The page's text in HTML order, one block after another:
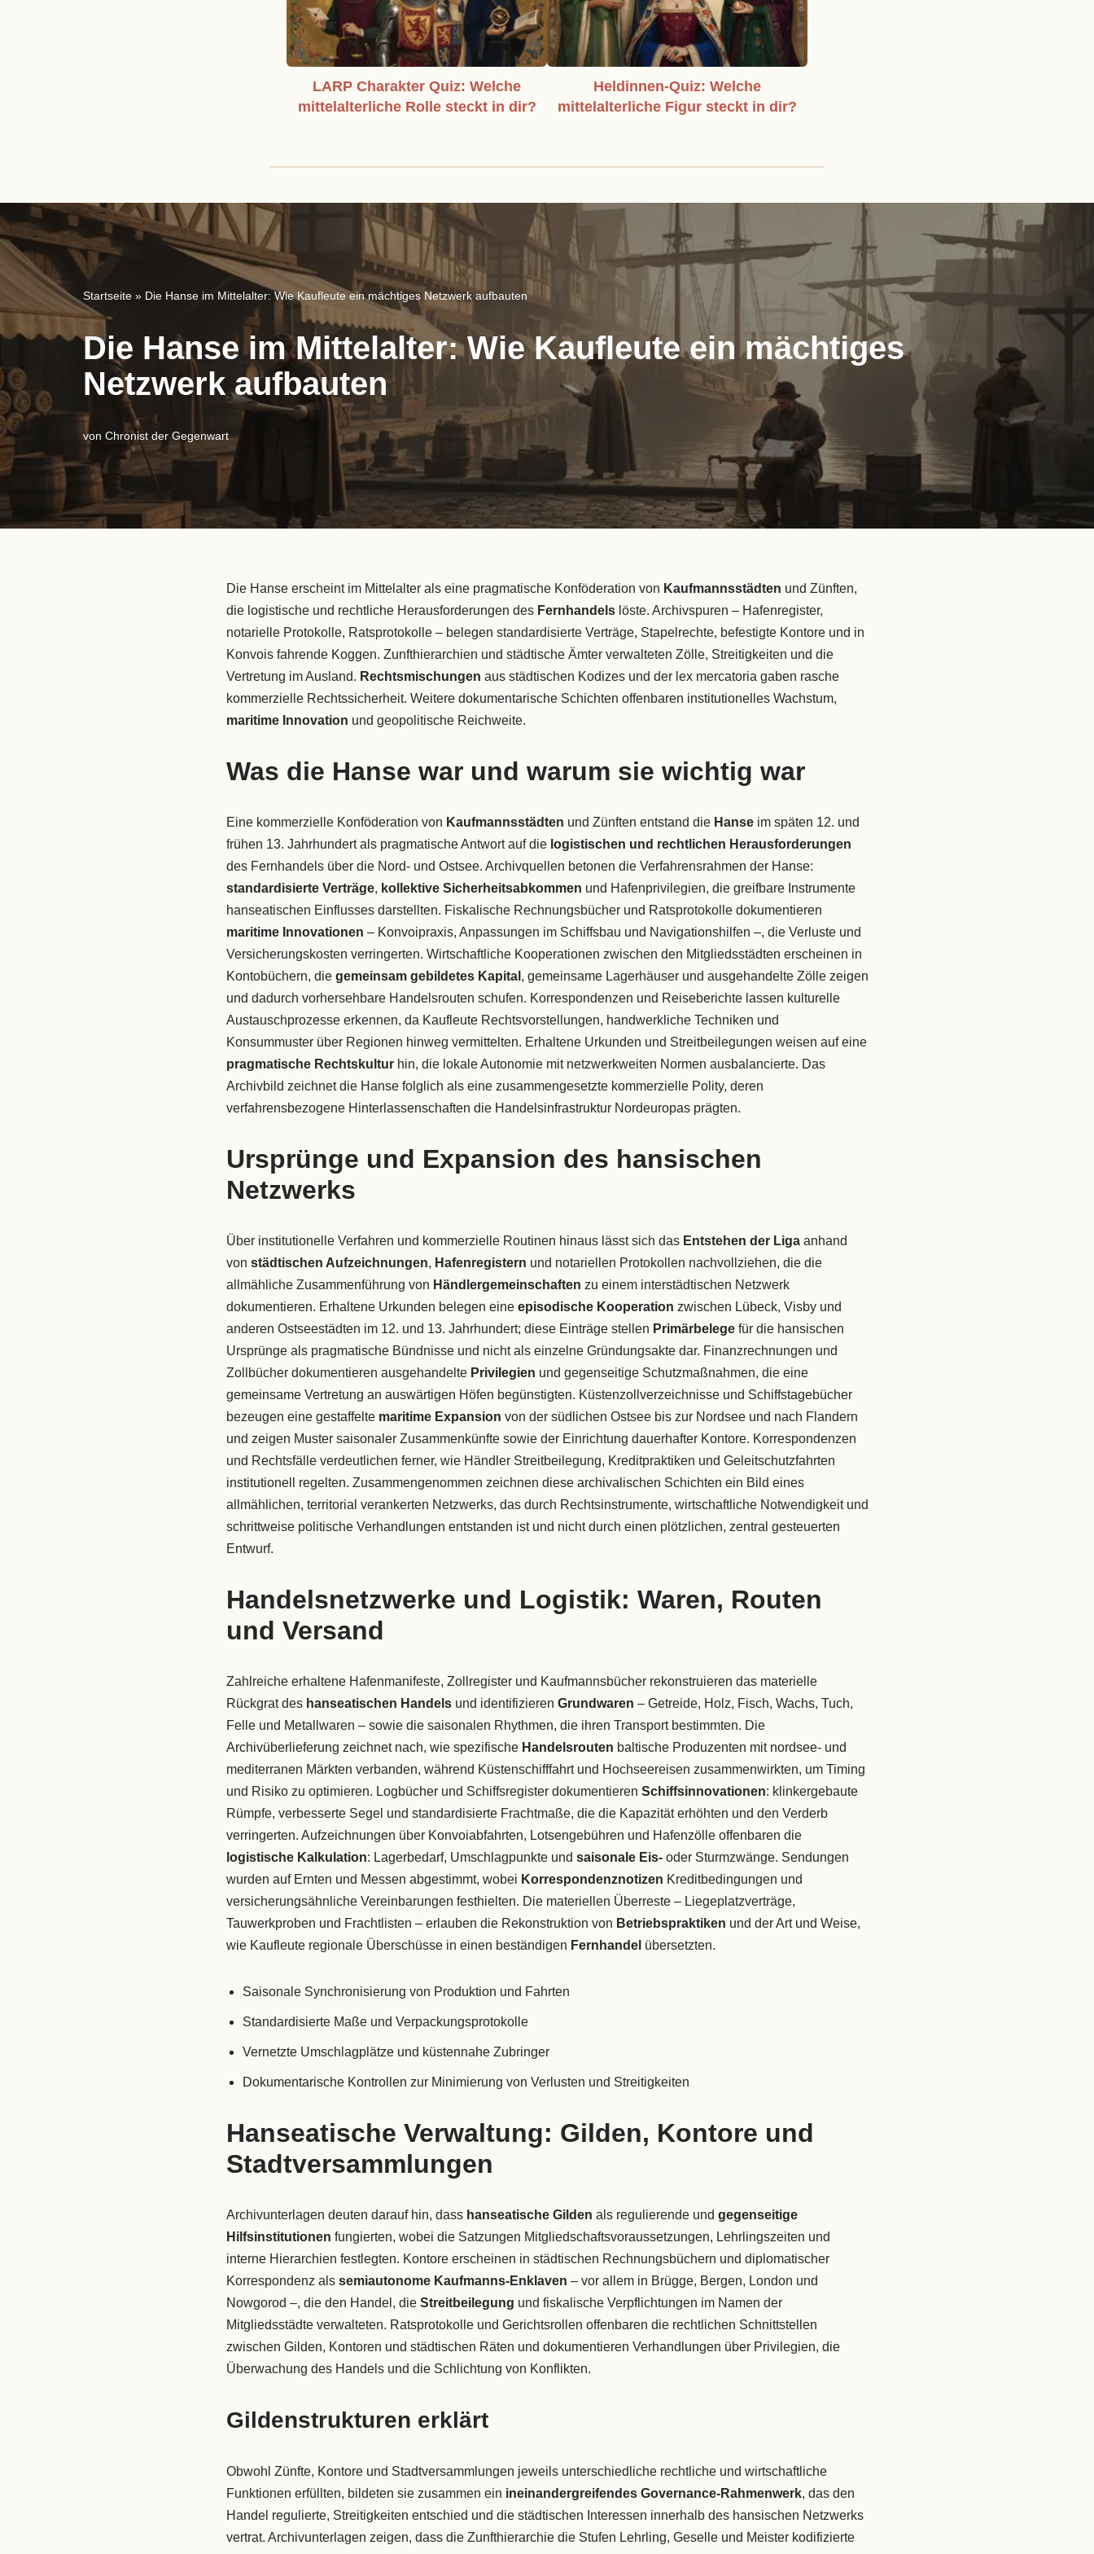
LARP Charakter Quiz: Welche
mittelalterliche Rolle steckt in dir?
Heldinnen-Quiz: Welche
mittelalterliche Figur steckt in dir?
Startseite » Die Hanse im Mittelalter: Wie Kaufleute ein mächtiges Netzwerk aufbauten
Die Hanse im Mittelalter: Wie Kaufleute ein mächtiges
Netzwerk aufbauten
von Chronist der Gegenwart
Die Hanse erscheint im Mittelalter als eine pragmatische Konföderation von Kaufmannsstädten und Zünften,
die logistische und rechtliche Herausforderungen des Fernhandelslöste. Archivspuren – Hafenregister,
notarielle Protokolle, Ratsprotokolle – belegen standardisierte Verträge, Stapelrechte, befestigte Kontore und in
Konvois fahrende Koggen. Zunfthierarchien und städtische Ämter verwalteten Zölle, Streitigkeiten und die
Vertretung im Ausland. Rechtsmischungen aus städtischen Kodizes und der lex mercatoria gaben rasche
kommerzielle Rechtssicherheit. Weitere dokumentarische Schichten offenbaren institutionelles Wachstum,
maritime Innovation und geopolitische Reichweite.
Was die Hanse war und warum sie wichtig war
Eine kommerzielle Konföderation von Kaufmannsstädten und Zünften entstand die Hanseim späten 12. und
frühen 13. Jahrhundert als pragmatische Antwort auf die logistischen und rechtlichen Herausforderungen
des Fernhandels über die Nord- und Ostsee. Archivquellen betonen die Verfahrensrahmen der Hanse:
standardisierte Verträge, kollektive Sicherheitsabkommen und Hafenprivilegien, die greifbare Instrumente
hanseatischen Einflusses darstellten. Fiskalische Rechnungsbücher und Ratsprotokolle dokumentieren
maritime Innovationen – Konvoipraxis, Anpassungen im Schiffsbau und Navigationshilfen –, die Verluste und
Versicherungskosten verringerten. Wirtschaftliche Kooperationen zwischen den Mitgliedsstädten erscheinen in
Kontobüchern, die gemeinsam gebildetes Kapital , gemeinsame Lagerhäuser und ausgehandelte Zölle zeigen
und dadurch vorhersehbare Handelsrouten schufen. Korrespondenzen und Reiseberichte lassen kulturelle
Austauschprozesse erkennen, da Kaufleute Rechtsvorstellungen, handwerkliche Techniken und
Konsummuster über Regionen hinweg vermittelten. Erhaltene Urkunden und Streitbeilegungen weisen auf eine
pragmatische Rechtskulturhin, die lokale Autonomie mit netzwerkweiten Normen ausbalancierte. Das
Archivbild zeichnet die Hanse folglich als eine zusammengesetzte kommerzielle Polity, deren
verfahrensbezogene Hinterlassenschaften die Handelsinfrastruktur Nordeuropas prägten.
Ursprünge und Expansion des hansischen
Netzwerks
Über institutionelle Verfahren und kommerzielle Routinen hinaus lässt sich das Entstehen der Ligaanhand
von städtischen Aufzeichnungen, Hafenregistern und notariellen Protokollen nachvollziehen, die die
allmähliche Zusammenführung von Händlergemeinschaften zu einem interstädtischen Netzwerk
dokumentieren. Erhaltene Urkunden belegen eine episodische Kooperation zwischen Lübeck, Visby und
anderen Ostseestädten im 12. und 13. Jahrhundert; diese Einträge stellen Primärbelegefür die hansischen
Ursprünge als pragmatische Bündnisse und nicht als einzelne Gründungsakte dar. Finanzrechnungen und
Zollbücher dokumentieren ausgehandelte Privilegien und gegenseitige Schutzmaßnahmen, die eine
gemeinsame Vertretung an auswärtigen Höfen begünstigten. Küstenzollverzeichnisse und Schiffstagebücher
bezeugen eine gestaffelte maritime Expansion von der südlichen Ostsee bis zur Nordsee und nach Flandern
und zeigen Muster saisonaler Zusammenkünfte sowie der Einrichtung dauerhafter Kontore. Korrespondenzen
und Rechtsfälle verdeutlichen ferner, wie Händler Streitbeilegung, Kreditpraktiken und Geleitschutzfahrten
institutionell regelten. Zusammengenommen zeichnen diese archivalischen Schichten ein Bild eines
allmählichen, territorial verankerten Netzwerks, das durch Rechtsinstrumente, wirtschaftliche Notwendigkeit und
schrittweise politische Verhandlungen entstanden ist und nicht durch einen plötzlichen, zentral gesteuerten
Entwurf.
Handelsnetzwerke und Logistik: Waren, Routen
und Versand
Zahlreiche erhaltene Hafenmanifeste, Zollregister und Kaufmannsbücher rekonstruieren das materielle
Rückgrat des hanseatischen Handelsund identifizieren Grundwaren – Getreide, Holz, Fisch, Wachs, Tuch,
Felle und Metallwaren – sowie die saisonalen Rhythmen, die ihren Transport bestimmten. Die
Archivüberlieferung zeichnet nach, wie spezifische Handelsrouten baltische Produzenten mit nordsee- und
mediterranen Märkten verbanden, während Küstenschifffahrt und Hochseereisen zusammenwirkten, um Timing
und Risiko zu optimieren. Logbücher und Schiffsregister dokumentieren Schiffsinnovationen: klinkergebaute
Rümpfe, verbesserte Segel und standardisierte Frachtmaße, die die Kapazität erhöhten und den Verderb
verringerten. Aufzeichnungen über Konvoiabfahrten, Lotsengebühren und Hafenzölle offenbaren die
logistische Kalkulation: Lagerbedarf, Umschlagpunkte und saisonale Eis-oder Sturmzwänge. Sendungen
wurden auf Ernten und Messen abgestimmt, wobei Korrespondenznotizen Kreditbedingungen und
versicherungsähnliche Vereinbarungen festhielten. Die materiellen Überreste – Liegeplatzverträge,
Tauwerkproben und Frachtlisten – erlauben die Rekonstruktion von Betriebspraktiken und der Art und Weise,
wie Kaufleute regionale Überschüsse in einen beständigen Fernhandel übersetzten.
Saisonale Synchronisierung von Produktion und Fahrten
Standardisierte Maße und Verpackungsprotokolle
Vernetzte Umschlagplätze und küstennahe Zubringer
Dokumentarische Kontrollen zur Minimierung von Verlusten und Streitigkeiten
Hanseatische Verwaltung: Gilden, Kontore und
Stadtversammlungen
Archivunterlagen deuten darauf hin, dass hanseatische Gilden als regulierende und gegenseitige
Hilfsinstitutionen fungierten, wobei die Satzungen Mitgliedschaftsvoraussetzungen, Lehrlingszeiten und
interne Hierarchien festlegten. Kontore erscheinen in städtischen Rechnungsbüchern und diplomatischer
Korrespondenz als semiautonome Kaufmanns-Enklaven – vor allem in Brügge, Bergen, London und
Nowgorod –, die den Handel, die Streitbeilegung und fiskalische Verpflichtungen im Namen der
Mitgliedsstädte verwalteten. Ratsprotokolle und Gerichtsrollen offenbaren die rechtlichen Schnittstellen
zwischen Gilden, Kontoren und städtischen Räten und dokumentieren Verhandlungen über Privilegien, die
Überwachung des Handels und die Schlichtung von Konflikten.
Gildenstrukturen erklärt
Obwohl Zünfte, Kontore und Stadtversammlungen jeweils unterschiedliche rechtliche und wirtschaftliche
Funktionen erfüllten, bildeten sie zusammen ein ineinandergreifendes Governance-Rahmenwerk, das den
Handel regulierte, Streitigkeiten entschied und die städtischen Interessen innerhalb des hansischen Netzwerks
vertrat. Archivunterlagen zeigen, dass die Zunfthierarchie die Stufen Lehrling, Geselle und Meister kodifizierte